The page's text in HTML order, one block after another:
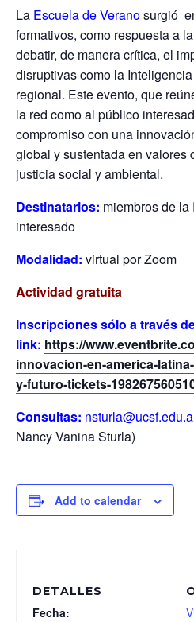
La Escuela de Veranosurgió
formativos, como respuesta a
debatir, de manera crítica, el
disruptivas como la
regional. Este evento, que
la red como al público
compromiso con una
global y sustentada en valores
justicia social y ambiental.
Destinatarios: miembros de
interesado
Modalidad: virtual por Zoom
Actividad gratuita
Inscripciones sólo a través
link: https://
innovacion-en-america-
y-futuro-tickets-
Consultas:
Nancy Vanina Sturla)
Add to calendar
DETALLES
Fecha: